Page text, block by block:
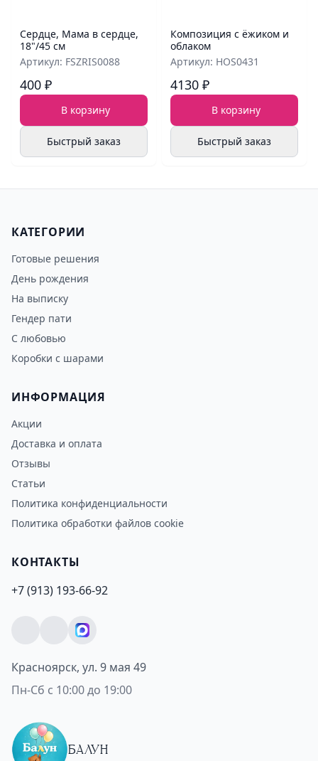
Сердце, Мама в сердце,
18"/45 см
Артикул: FSZRIS0088
400 ₽
В корзину
Быстрый заказ
Композиция с ёжиком и
облаком
Артикул: HOS0431
4130 ₽
В корзину
Быстрый заказ
КАТЕГОРИИ
Готовые решения
День рождения
На выписку
Гендер пати
С любовью
Коробки с шарами
ИНФОРМАЦИЯ
Акции
Доставка и оплата
Отзывы
Статьи
Политика конфиденциальности
Политика обработки файлов cookie
КОНТАКТЫ
+7 (913) 193-66-92
Красноярск, ул. 9 мая 49
Пн-Сб с 10:00 до 19:00
БАЛУН